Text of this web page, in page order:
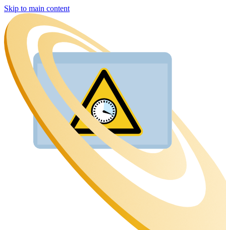
Skip to main content